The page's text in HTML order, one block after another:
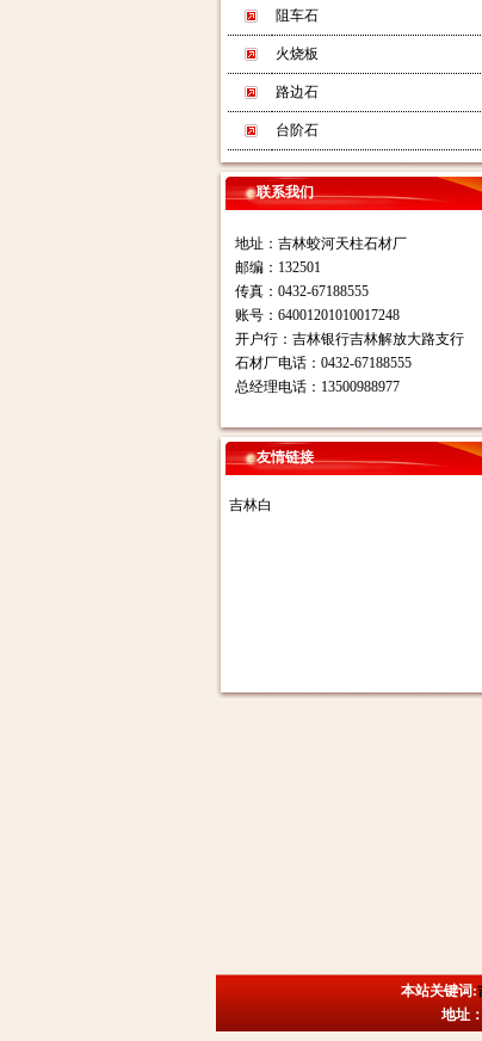
阻车石
火烧板
路边石
台阶石
联系我们
地址：吉林蛟河天柱石材厂
邮编：132501
传真：0432-67188555
账号：64001201010017248
开户行：吉林银行吉林解放大路支行
石材厂电话：0432-67188555
总经理电话：13500988977
友情链接
吉林白
本站关键词:
地址